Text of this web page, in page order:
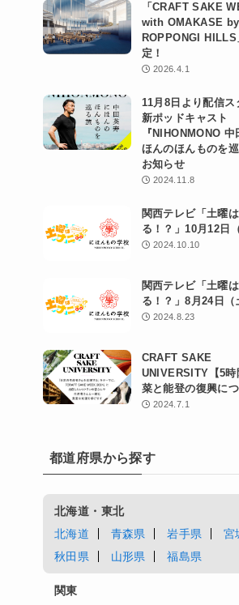
「CRAFT SAKE
with OMAKASE
ROPPONGI HILLS
定！
2026.4.1
11月8日より配信ス
新ポッドキャスト
『NIHONMONO
ほんのほんものを
お知らせ
2024.11.8
関西テレビ「土曜
る！？」10月12日
2024.10.10
関西テレビ「土曜
る！？」8月24日（
2024.8.23
CRAFT SAKE
UNIVERSITY【5時
菜と能登の復興に
2024.7.1
都道府県から探す
北海道・東北
北海道
青森県 岩手県
宮
秋田県
山形県 福島県
関東